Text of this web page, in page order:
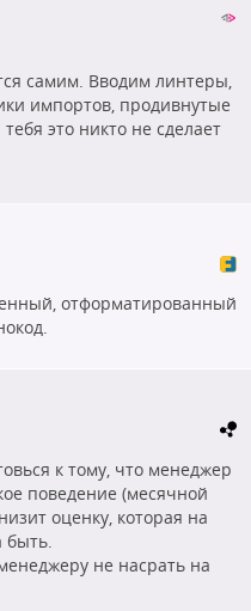
самим. Вводим линтеры,
импортов, продивнутые
это никто не сделает
отформатированный
к тому, что менеджер
поведение (месячной
оценку, которая на
не насрать на